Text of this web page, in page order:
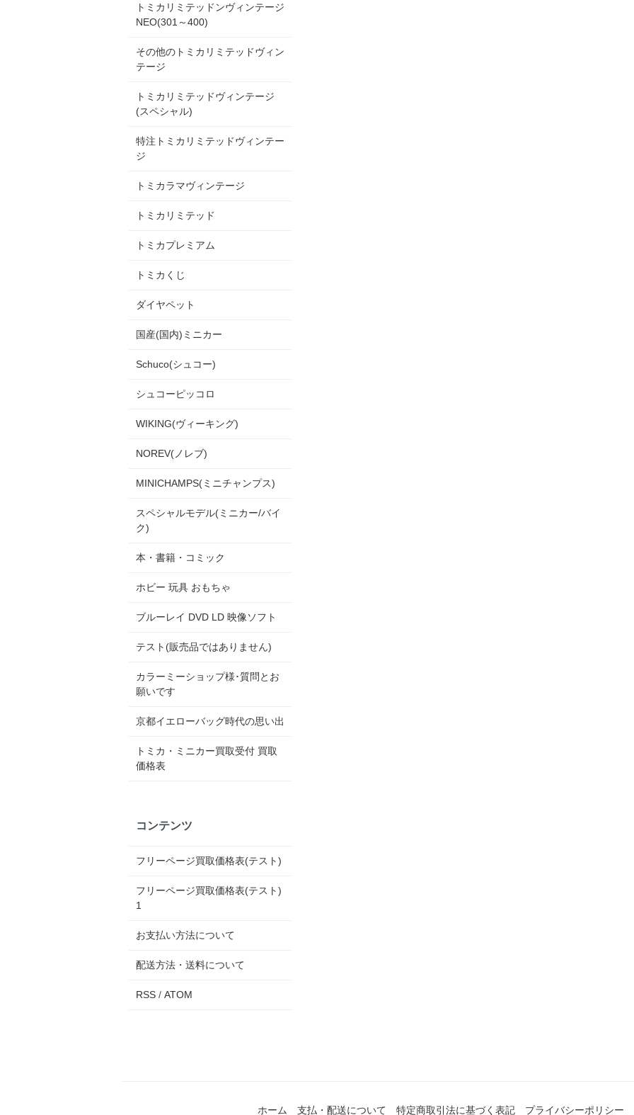
トミカリミテッドンヴィンテージ
NEO(301～400)
その他のトミカリミテッドヴィン
テージ
トミカリミテッドヴィンテージ
(スペシャル)
特注トミカリミテッドヴィンテー
ジ
トミカラマヴィンテージ
トミカリミテッド
トミカプレミアム
トミカくじ
ダイヤペット
国産(国内)ミニカー
Schuco(シュコー)
シュコーピッコロ
WIKING(ヴィーキング)
NOREV(ノレブ)
MINICHAMPS(ミニチャンプス)
スペシャルモデル(ミニカー/バイ
ク)
本・書籍・コミック
ホビー 玩具 おもちゃ
ブルーレイ DVD LD 映像ソフト
テスト(販売品ではありません)
カラーミーショップ様･質問とお
願いです
京都イエローバッグ時代の思い出
トミカ・ミニカー買取受付 買取
価格表
コンテンツ
フリーページ買取価格表(テスト)
フリーページ買取価格表(テスト)
1
お支払い方法について
配送方法・送料について
RSS / ATOM
ホーム 支払・配送について 特定商取引法に基づく表記 プライバシーポリシー